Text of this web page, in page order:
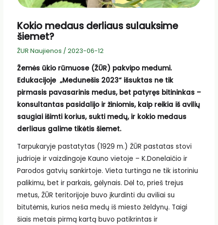
Kokio medaus derliaus sulauksime
šiemet?
ŽUR Naujienos / 2023-06-12
Žemės ūkio rūmuose (ŽŪR) pakvipo medumi.
Edukacijoje „Medunešis 2023“ išsuktas ne tik
pirmasis pavasarinis medus, bet patyręs bitininkas –
konsultantas pasidalijo ir žiniomis, kaip reikia iš avilių
saugiai išimti korius, sukti medų, ir kokio medaus
derliaus galime tikėtis šiemet.
Tarpukaryje pastatytas (1929 m.) ŽŪR pastatas stovi
judrioje ir vaizdingoje Kauno vietoje – K.Donelaičio ir
Parodos gatvių sankirtoje. Vieta turtinga ne tik istoriniu
palikimu, bet ir parkais, gėlynais. Dėl to, prieš trejus
metus, ŽŪR teritorijoje buvo įkurdinti du aviliai su
bitutėmis, kurios neša medų iš miesto želdynų. Taigi
šiais metais pirmą kartą buvo patikrintas ir